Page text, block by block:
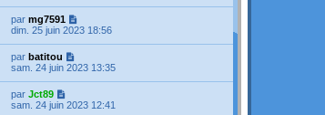
par mg7591
dim. 25 juin 2023 18:56
par batitou
sam. 24 juin 2023 13:35
par Jct89
sam. 24 juin 2023 12:41